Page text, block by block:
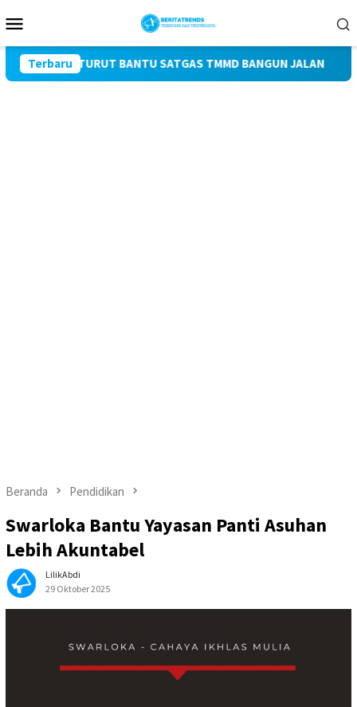
ke
Mobile
Terbaru
INI TURUT BANTU SATGAS TMMD BANGUN JALAN
Beranda Pendidikan
Swarloka Bantu Yayasan Panti Asuhan
Lebih Akuntabel
LilikAbdi
29 Oktober 2025